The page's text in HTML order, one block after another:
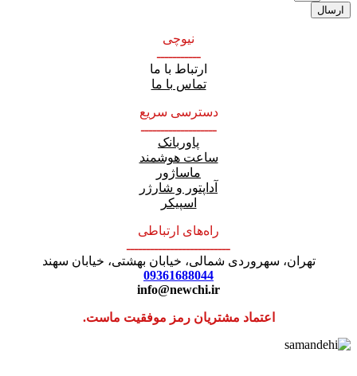
ارسال
نیوچی
ـــــــــــ
ارتباط با ما
تماس با ما
دسترسی سریع
ـــــــــــــــــــ
پاوربانک
ساعت هوشمند
ماساژور
آداپتور و شارژر
اسپیکر
راه‌های ارتباطی
ــــــــــــــــــــــــــ
تهران، سهروردی شمالی، خیابان بهشتی، خیابان سهند
09361688044
info@newchi.ir
اعتماد مشتریان رمز موفقیت ماست.